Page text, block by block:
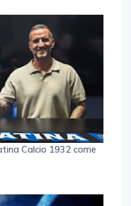
Calcio 1932 come